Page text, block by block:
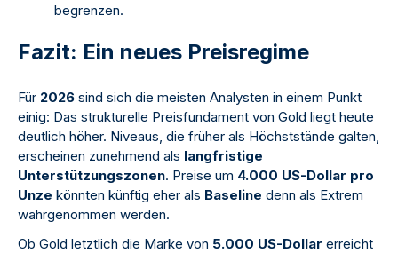
begrenzen.
Fazit: Ein neues Preisregime
Für 2026 sind sich die meisten Analysten in einem Punkt
einig: Das strukturelle Preisfundament von Gold liegt heute
deutlich höher. Niveaus, die früher als Höchststände galten,
erscheinen zunehmend als langfristige
Unterstützungszonen. Preise um 4.000 US-Dollar pro
Unze könnten künftig eher als Baseline denn als Extrem
wahrgenommen werden.
Ob Gold letztlich die Marke von 5.000 US-Dollar erreicht